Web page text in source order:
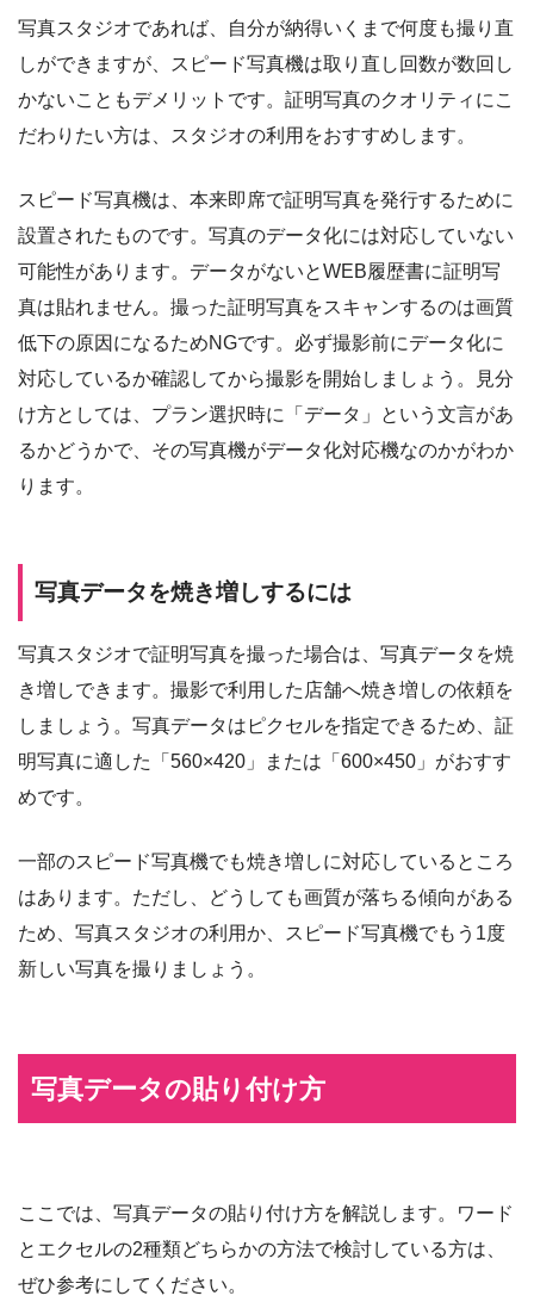
写真スタジオであれば、自分が納得いくまで何度も撮り直
しができますが、スピード写真機は取り直し回数が数回し
かないこともデメリットです。証明写真のクオリティにこ
だわりたい方は、スタジオの利用をおすすめします。
スピード写真機は、本来即席で証明写真を発行するために
設置されたものです。写真のデータ化には対応していない
可能性があります。データがないとWEB履歴書に証明写
真は貼れません。撮った証明写真をスキャンするのは画質
低下の原因になるためNGです。必ず撮影前にデータ化に
対応しているか確認してから撮影を開始しましょう。見分
け方としては、プラン選択時に「データ」という文言があ
るかどうかで、その写真機がデータ化対応機なのかがわか
ります。
写真データを焼き増しするには
写真スタジオで証明写真を撮った場合は、写真データを焼
き増しできます。撮影で利用した店舗へ焼き増しの依頼を
しましょう。写真データはピクセルを指定できるため、証
明写真に適した「560×420」または「600×450」がおすす
めです。
一部のスピード写真機でも焼き増しに対応しているところ
はあります。ただし、どうしても画質が落ちる傾向がある
ため、写真スタジオの利用か、スピード写真機でもう1度
新しい写真を撮りましょう。
写真データの貼り付け方
ここでは、写真データの貼り付け方を解説します。ワード
とエクセルの2種類どちらかの方法で検討している方は、
ぜひ参考にしてください。